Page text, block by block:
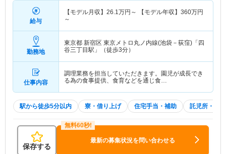
給与
【モデル月収】 26.1万円～ 【モデル年収】 360万円
～
勤務地
東京都 新宿区 東京メトロ丸ノ内線(池袋－荻窪)「四
谷三丁目駅」（徒歩3分）
仕事内容
調理業務を担当していただきます。園児が成長でき
る為の食事提供、食育などを通じ食…
駅から徒歩5分以内 寮・借り上げ 住宅手当・補助 託児所・育
保存する
最新の募集状況を問い合わせる